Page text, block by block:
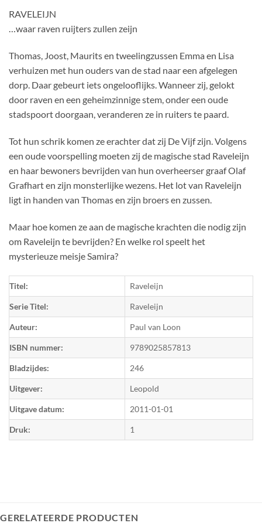
RAVELEIJN
…waar raven ruijters zullen zeijn
Thomas, Joost, Maurits en tweelingzussen Emma en Lisa
verhuizen met hun ouders van de stad naar een afgelegen
dorp. Daar gebeurt iets ongelooflijks. Wanneer zij, gelokt
door raven en een geheimzinnige stem, onder een oude
stadspoort doorgaan, veranderen ze in ruiters te paard.
Tot hun schrik komen ze erachter dat zij De Vijf zijn. Volgens
een oude voorspelling moeten zij de magische stad Raveleijn
en haar bewoners bevrijden van hun overheerser graaf Olaf
Grafhart en zijn monsterlijke wezens. Het lot van Raveleijn
ligt in handen van Thomas en zijn broers en zussen.
Maar hoe komen ze aan de magische krachten die nodig zijn
om Raveleijn te bevrijden? En welke rol speelt het
mysterieuze meisje Samira?
Titel: Raveleijn
Serie Titel: Raveleijn
Auteur: Paul van Loon
ISBN nummer: 9789025857813
Bladzijdes: 246
Uitgever: Leopold
Uitgave datum: 2011-01-01
Druk: 1
GERELATEERDE PRODUCTEN